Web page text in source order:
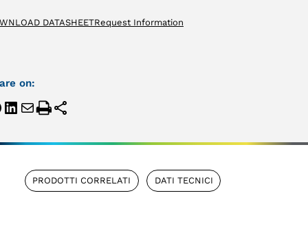
DATASHEETRequest Information
on:
PRODOTTI CORRELATI DATI TECNICI